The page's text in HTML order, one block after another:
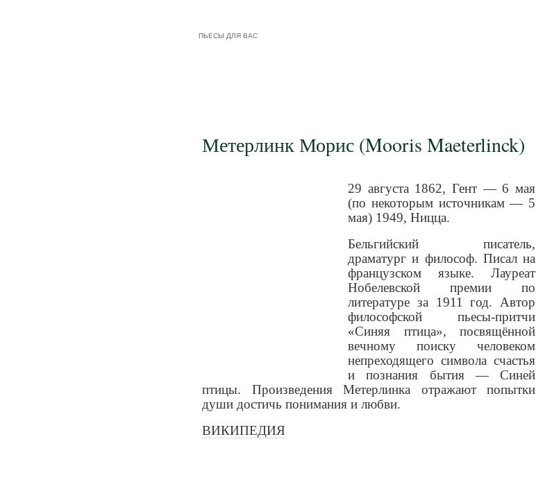
ПЬЕСЫ ДЛЯ ВАС
Метерлинк Морис (Mooris Maeterlinck)
29 августа 1862, Гент — 6 мая
(по некоторым источникам — 5
мая) 1949, Ницца.
Бельгийский писатель,
драматург и философ. Писал на
французском языке. Лауреат
Нобелевской премии по
литературе за 1911 год. Автор
философской пьесы-притчи
«Синяя птица», посвящённой
вечному поиску человеком
непреходящего символа счастья
и познания бытия — Синей
птицы. Произведения Метерлинка отражают попытки
души достичь понимания и любви.
ВИКИПЕДИЯ